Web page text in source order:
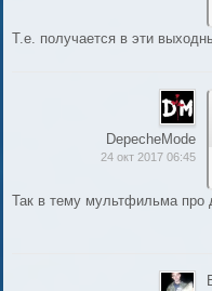
Т.е. получается в эти
DepecheMode
24 окт 2017 06:45
Так в тему мультфильма про